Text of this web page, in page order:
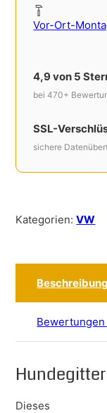
Vor-Ort-
4,9 von 5
bei 470+
SSL-
sichere
Kategorien:VW
Beschreibung
Bewertungen
Hundegitter
Dieses